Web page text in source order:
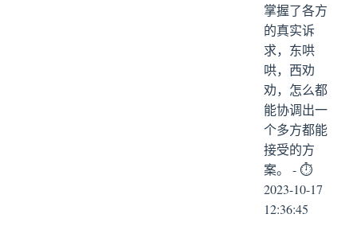
掌握了各方
的真实诉
求，东哄
哄，西劝
劝，怎么都
能协调出一
个多方都能
接受的方
案。 - ⏱
2023-10-17
12:36:45